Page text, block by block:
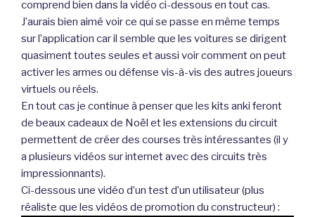
comprend bien dans la vidéo ci-dessous en tout cas.
J’aurais bien aimé voir ce qui se passe en même temps
sur l’application car il semble que les voitures se dirigent
quasiment toutes seules et aussi voir comment on peut
activer les armes ou défense vis-à-vis des autres joueurs
virtuels ou réels.
En tout cas je continue à penser que les kits anki feront
de beaux cadeaux de Noël et les extensions du circuit
permettent de créer des courses très intéressantes (il y
a plusieurs vidéos sur internet avec des circuits très
impressionnants).
Ci-dessous une vidéo d’un test d’un utilisateur (plus
réaliste que les vidéos de promotion du constructeur) :